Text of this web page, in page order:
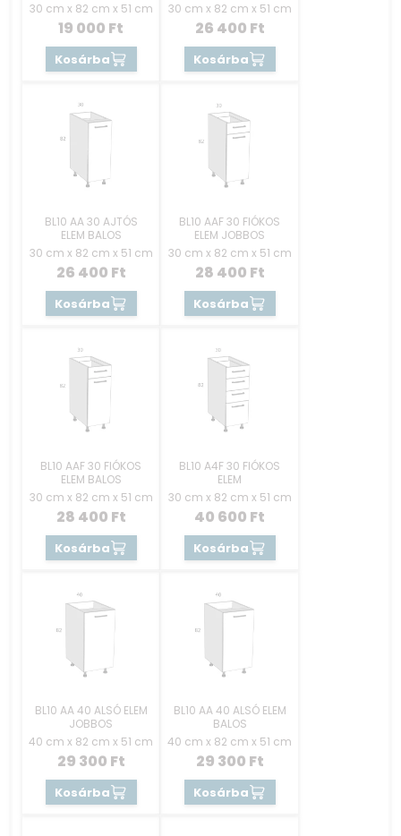
30 cm x 82 cm x 51 cm
19 000 Ft
Kosárba
30 cm x 82 cm x 51 cm
26 400 Ft
Kosárba
BL10 AA 30 AJTÓS
ELEM BALOS
30 cm x 82 cm x 51 cm
26 400 Ft
Kosárba
BL10 AAF 30 FIÓKOS
ELEM JOBBOS
30 cm x 82 cm x 51 cm
28 400 Ft
Kosárba
BL10 AAF 30 FIÓKOS
ELEM BALOS
30 cm x 82 cm x 51 cm
28 400 Ft
Kosárba
BL10 A4F 30 FIÓKOS
ELEM
30 cm x 82 cm x 51 cm
40 600 Ft
Kosárba
BL10 AA 40 ALSÓ ELEM
JOBBOS
40 cm x 82 cm x 51 cm
29 300 Ft
Kosárba
BL10 AA 40 ALSÓ ELEM
BALOS
40 cm x 82 cm x 51 cm
29 300 Ft
Kosárba